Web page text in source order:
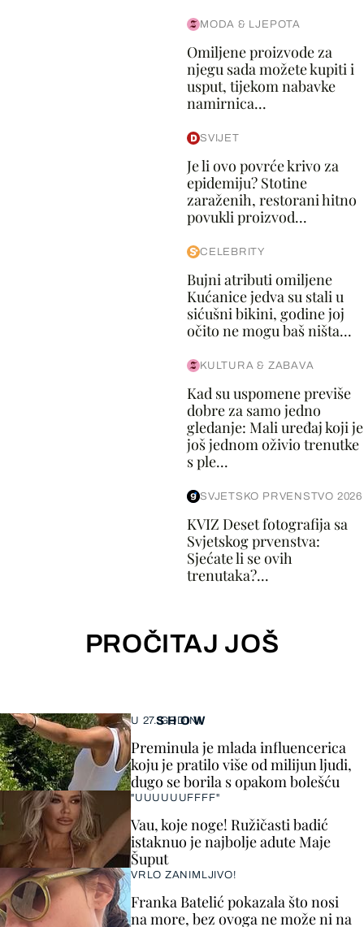
MODA & LJEPOTA
Omiljene proizvode za
njegu sada možete kupiti i
usput, tijekom nabavke
namirnica...
SVIJET
Je li ovo povrće krivo za
epidemiju? Stotine
zaraženih, restorani hitno
povukli proizvod...
CELEBRITY
Bujni atributi omiljene
Kućanice jedva su stali u
sićušni bikini, godine joj
očito ne mogu baš ništa...
KULTURA & ZABAVA
Kad su uspomene previše
dobre za samo jedno
gledanje: Mali uređaj koji je
još jednom oživio trenutke
s ple...
SVJETSKO PRVENSTVO 2026
KVIZ Deset fotografija sa
Svjetskog prvenstva:
Sjećate li se ovih
trenutaka?...
PROČITAJ JOŠ
SHOW
U 27. GODINI
Preminula je mlada influencerica
koju je pratilo više od milijun ljudi,
dugo se borila s opakom bolešću
"UUUUUUFFFF"
Vau, koje noge! Ružičasti badić
istaknuo je najbolje adute Maje
Šuput
VRLO ZANIMLJIVO!
Franka Batelić pokazala što nosi
na more, bez ovoga ne može ni na